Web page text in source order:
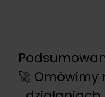
🚀 Omówimy